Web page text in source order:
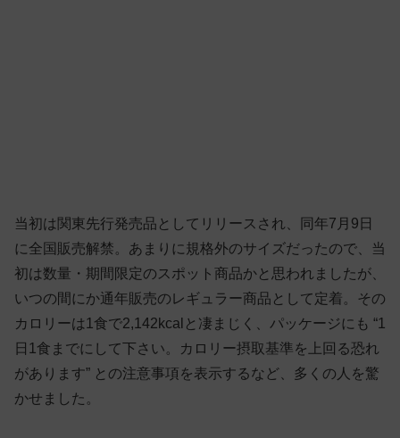
当初は関東先行発売品としてリリースされ、同年7月9日
に全国販売解禁。あまりに規格外のサイズだったので、当
初は数量・期間限定のスポット商品かと思われましたが、
いつの間にか通年販売のレギュラー商品として定着。その
カロリーは1食で2,142kcalと凄まじく、パッケージにも “1
日1食までにして下さい。カロリー摂取基準を上回る恐れ
があります” との注意事項を表示するなど、多くの人を驚
かせました。